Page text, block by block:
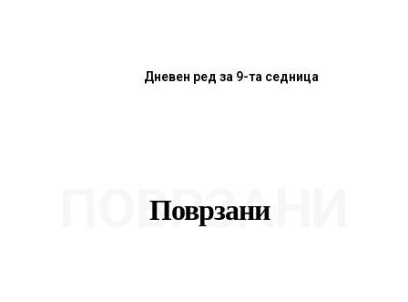
Дневен ред за 9-та седница
Поврзани
ПОВРЗАНИ